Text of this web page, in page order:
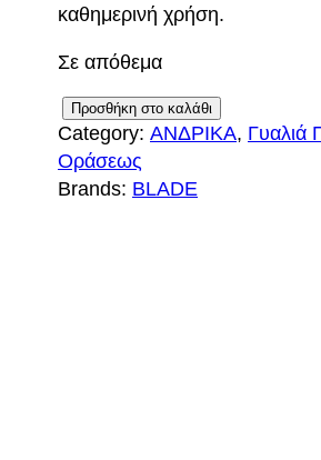
καθημερινή χρήση.
Σε απόθεμα
L
A
D
Προσθήκη στο καλάθι
Category: ΑΝΔΡΙΚΑ, Γυαλιά
Οράσεως
Brands: BLADE